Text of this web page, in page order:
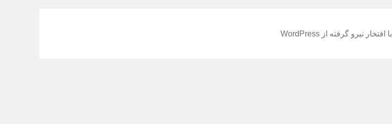
با افتخار نیرو گرفته از WordPress